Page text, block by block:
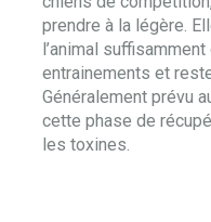
prendre à la légère.
l’animal
entrainements et
Généralement prévu
cette phase de
les toxines.